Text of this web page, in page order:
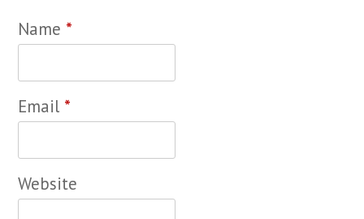
Name *
Email *
Website